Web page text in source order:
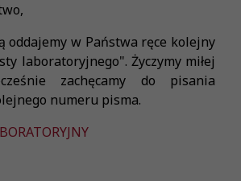
oddajemy w Państwa ręce kolejny
laboratoryjnego". Życzymy miłej
zachęcamy do pisania
numeru pisma.